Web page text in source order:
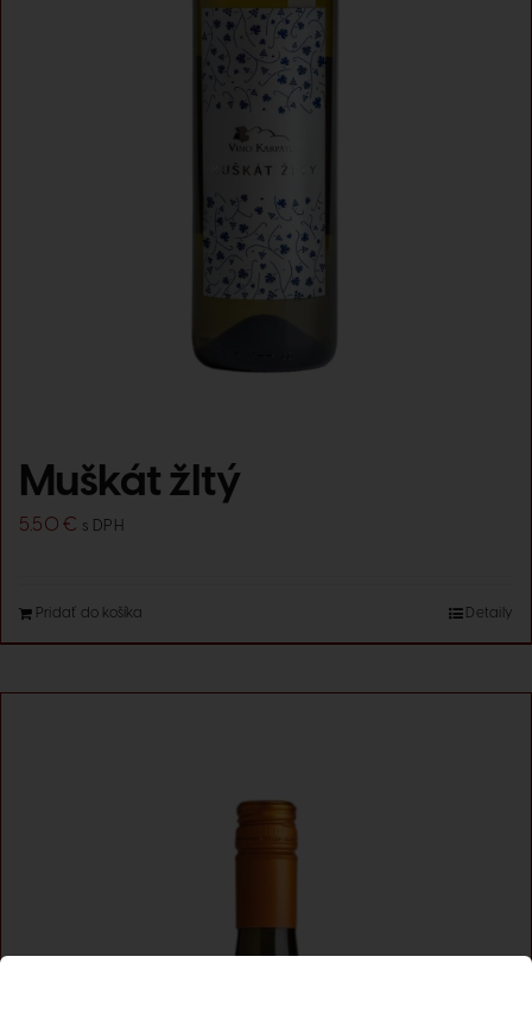
Muškát žltý
5.50€ s DPH
Pridať do košíka Detaily